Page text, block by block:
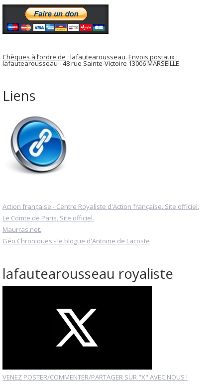
Chèques à l’ordre de : lafautearousseau. Envois postaux :
lafautearousseau - 48 rue Sainte-Victoire 13006 MARSEILLE
Liens
Action française - Centre Royaliste d'Action française. Site officiel.
Le Comte de Paris. Site officiel.
Maurras.net.
Géo Chroniques - le blogue d'Antoine de Lacoste
lafautearousseau royaliste
VENEZ POSTER/COMMENTER/PARTAGER SUR "X" AVEC NOUS !